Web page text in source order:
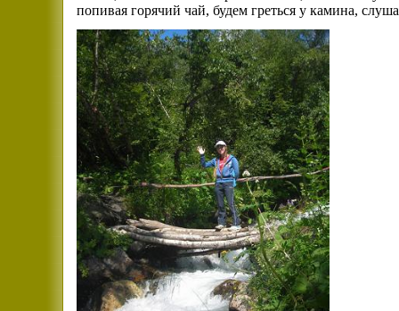
попивая горячий чай, будем греться у камина,